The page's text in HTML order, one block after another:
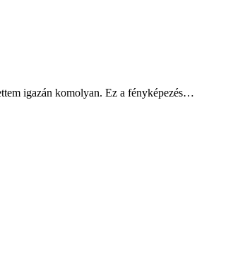
igazán komolyan. Ez a fényképezés…